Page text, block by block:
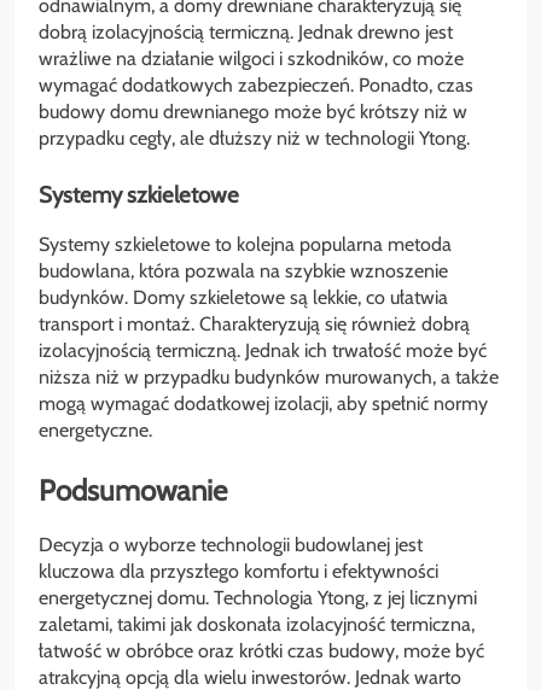
odnawialnym, a domy drewniane charakteryzują się
dobrą izolacyjnością termiczną. Jednak drewno jest
wrażliwe na działanie wilgoci i szkodników, co może
wymagać dodatkowych zabezpieczeń. Ponadto, czas
budowy domu drewnianego może być krótszy niż w
przypadku cegły, ale dłuższy niż w technologii Ytong.
Systemy szkieletowe
Systemy szkieletowe to kolejna popularna metoda
budowlana, która pozwala na szybkie wznoszenie
budynków. Domy szkieletowe są lekkie, co ułatwia
transport i montaż. Charakteryzują się również dobrą
izolacyjnością termiczną. Jednak ich trwałość może być
niższa niż w przypadku budynków murowanych, a także
mogą wymagać dodatkowej izolacji, aby spełnić normy
energetyczne.
Podsumowanie
Decyzja o wyborze technologii budowlanej jest
kluczowa dla przyszłego komfortu i efektywności
energetycznej domu. Technologia Ytong, z jej licznymi
zaletami, takimi jak doskonała izolacyjność termiczna,
łatwość w obróbce oraz krótki czas budowy, może być
atrakcyjną opcją dla wielu inwestorów. Jednak warto